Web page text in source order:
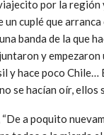
por la región
un cuplé que
banda de la que
y
y hace poco Chile…
se hacían oír, ellos
“De a poquito